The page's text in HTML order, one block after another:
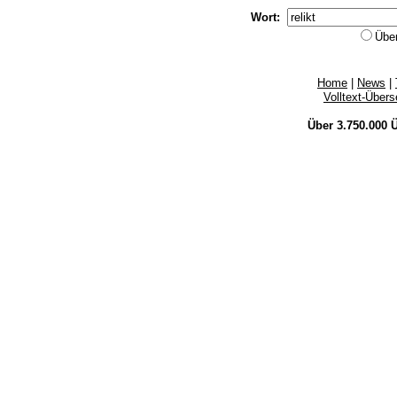
Wort:
Home News
Volltext-
Über 3.750.000